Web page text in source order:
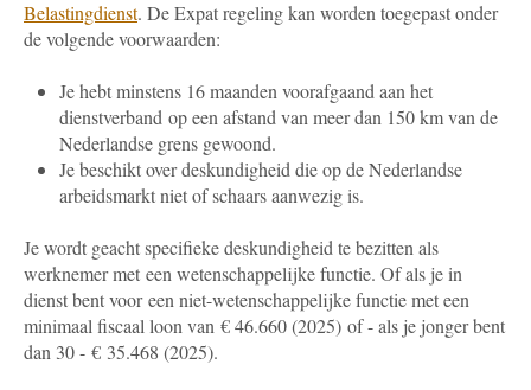
Belastingdienst. De Expat regeling kan worden toegepast onder
de volgende voorwaarden:
Je hebt minstens 16 maanden voorafgaand aan het
dienstverband op een afstand van meer dan 150 km van de
Nederlandse grens gewoond.
Je beschikt over deskundigheid die op de Nederlandse
arbeidsmarkt niet of schaars aanwezig is.
Je wordt geacht specifieke deskundigheid te bezitten als
werknemer met een wetenschappelijke functie. Of als je in
dienst bent voor een niet-wetenschappelijke functie met een
minimaal fiscaal loon van € 46.660 (2025) of - als je jonger bent
dan 30 - € 35.468 (2025).